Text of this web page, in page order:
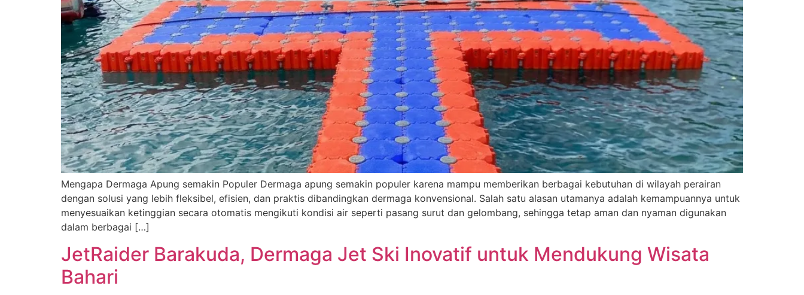
Mengapa Dermaga Apung semakin Populer Dermaga apung semakin populer karena mampu memberikan berbagai kebutuhan di wilayah perairan
dengan solusi yang lebih fleksibel, efisien, dan praktis dibandingkan dermaga konvensional. Salah satu alasan utamanya adalah kemampuannya untuk
menyesuaikan ketinggian secara otomatis mengikuti kondisi air seperti pasang surut dan gelombang, sehingga tetap aman dan nyaman digunakan
dalam berbagai […]
JetRaider Barakuda, Dermaga Jet Ski Inovatif untuk Mendukung Wisata
Bahari